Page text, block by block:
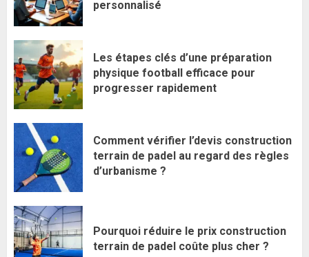
personnalisé
Les étapes clés d’une préparation
physique football efficace pour
progresser rapidement
Comment vérifier l’devis construction
terrain de padel au regard des règles
d’urbanisme ?
Pourquoi réduire le prix construction
terrain de padel coûte plus cher ?